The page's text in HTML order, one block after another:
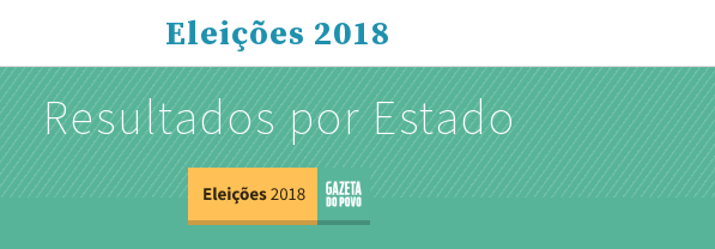
Eleições 2018
Resultados por Estado